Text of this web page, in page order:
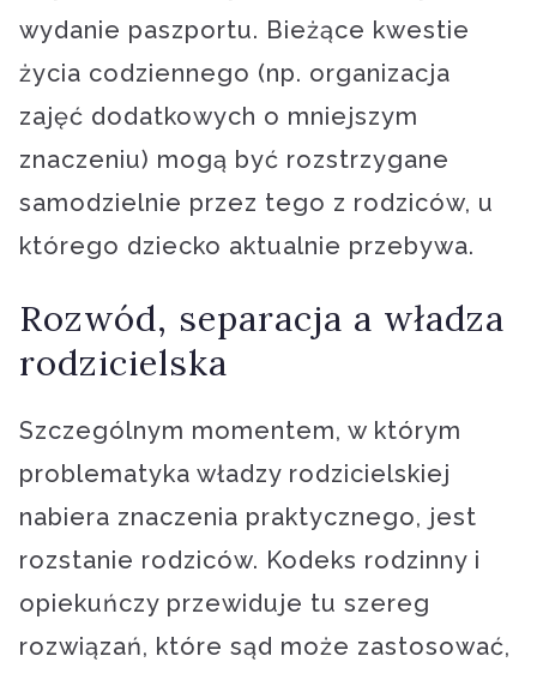
wydanie paszportu. Bieżące kwestie
życia codziennego (np. organizacja
zajęć dodatkowych o mniejszym
znaczeniu) mogą być rozstrzygane
samodzielnie przez tego z rodziców, u
którego dziecko aktualnie przebywa.
Rozwód, separacja a władza
rodzicielska
Szczególnym momentem, w którym
problematyka władzy rodzicielskiej
nabiera znaczenia praktycznego, jest
rozstanie rodziców. Kodeks rodzinny i
opiekuńczy przewiduje tu szereg
rozwiązań, które sąd może zastosować,